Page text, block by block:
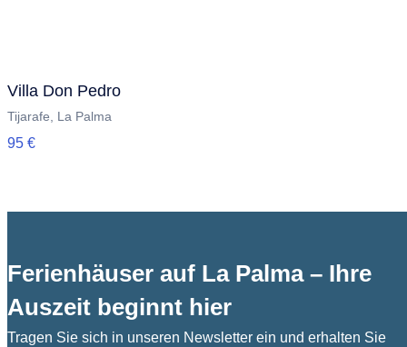
Villa Don Pedro
Tijarafe, La Palma
95 €
Ferienhäuser auf La Palma – Ihre
Auszeit beginnt hier
Tragen Sie sich in unseren Newsletter ein und erhalten Sie